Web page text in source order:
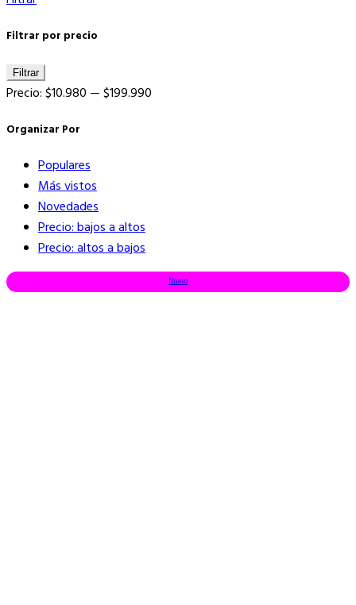
Filtrar por precio
Precio
mínimo
Precio
máximo
Filtrar
Precio:$10.980 —$199.990
Organizar Por
Populares
Más vistos
Novedades
Precio: bajos a altos
Precio: altos a bajos
Nuevo